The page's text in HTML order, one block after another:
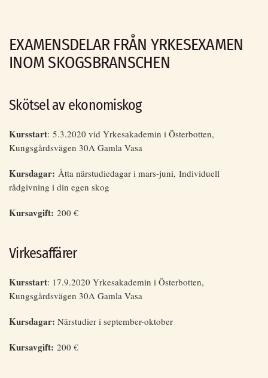
EXAMENSDELAR FRÅN YRKESEXAMEN
INOM SKOGSBRANSCHEN
Skötsel av ekonomiskog
Kursstart: 5.3.2020 vid Yrkesakademin i Österbotten,
Kungsgårdsvägen 30A Gamla Vasa
Kursdagar: Åtta närstudiedagar i mars-juni, Individuell
rådgivning i din egen skog
Kursavgift: 200 €
Virkesaffärer
Kursstart: 17.9.2020 Yrkesakademin i Österbotten,
Kungsgårdsvägen 30A Gamla Vasa
Kursdagar: Närstudier i september-oktober
Kursavgift: 200 €